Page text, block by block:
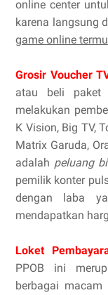
online center
karena langsung
game online
Grosir Voucher
atau beli paket
melakukan
K Vision, Big TV,
Matrix Garuda,
adalah peluang
pemilik konter
dengan laba
mendapatkan
Loket
PPOB ini
berbagai macam